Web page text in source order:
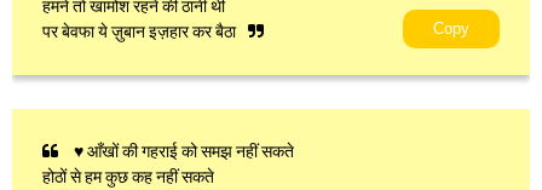
हमने तो खामोश रहने की ठानी थी
पर बेवफा ये ज़ुबान इज़हार कर बैठा
Copy
♥ आँखों की गहराई को समझ नहीं सकते
होठों से हम कुछ कह नहीं सकते